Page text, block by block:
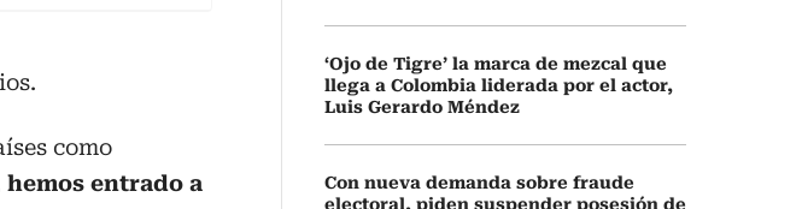
como
entrado a
‘Ojo de Tigre’ la marca de mezcal que
llega a Colombia liderada por el actor,
Luis Gerardo Méndez
Con nueva demanda sobre fraude
electoral, piden suspender posesión de